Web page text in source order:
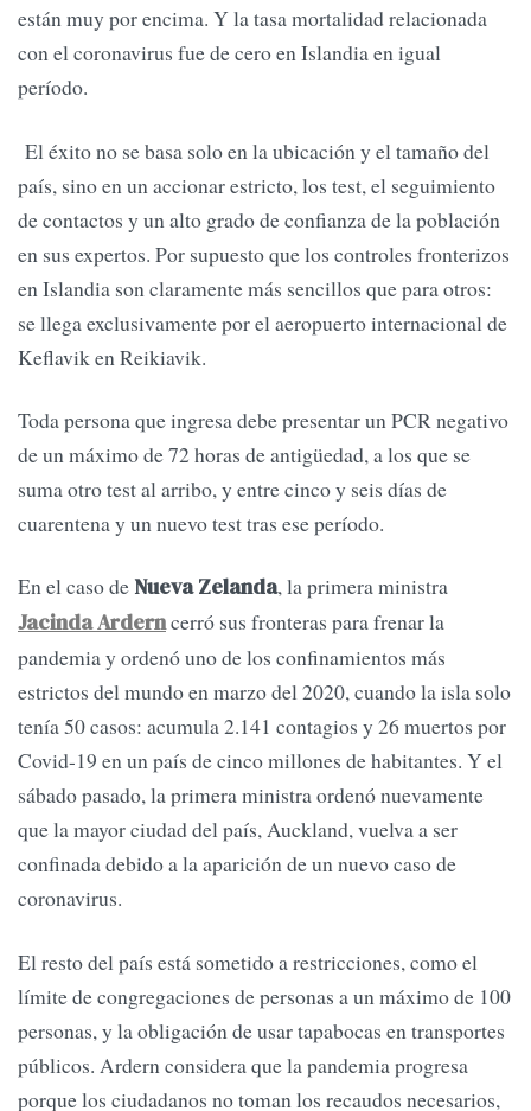
están muy por encima. Y la tasa mortalidad relacionada
con el coronavirus fue de cero en Islandia en igual
período.
El éxito no se basa solo en la ubicación y el tamaño del
país, sino en un accionar estricto, los test, el seguimiento
de contactos y un alto grado de confianza de la población
en sus expertos. Por supuesto que los controles fronterizos
en Islandia son claramente más sencillos que para otros:
se llega exclusivamente por el aeropuerto internacional de
Keflavik en Reikiavik.
Toda persona que ingresa debe presentar un PCR negativo
de un máximo de 72 horas de antigüedad, a los que se
suma otro test al arribo, y entre cinco y seis días de
cuarentena y un nuevo test tras ese período.
En el caso deNueva Zelanda, la primera ministra
Jacinda Arderncerró sus fronteras para frenar la
pandemia y ordenó uno de los confinamientos más
estrictos del mundo en marzo del 2020, cuando la isla solo
tenía 50 casos: acumula 2.141 contagios y 26 muertos por
Covid-19 en un país de cinco millones de habitantes. Y el
sábado pasado, la primera ministra ordenó nuevamente
que la mayor ciudad del país, Auckland, vuelva a ser
confinada debido a la aparición de un nuevo caso de
coronavirus.
El resto del país está sometido a restricciones, como el
límite de congregaciones de personas a un máximo de 100
personas, y la obligación de usar tapabocas en transportes
públicos. Ardern considera que la pandemia progresa
porque los ciudadanos no toman los recaudos necesarios,